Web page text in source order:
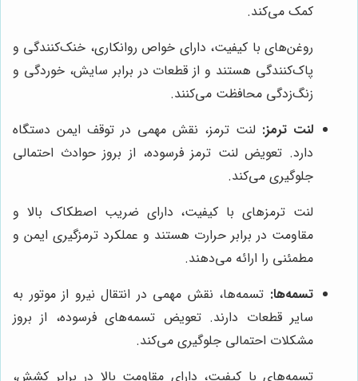
کمک می‌کند.
روغن‌های با کیفیت، دارای خواص روانکاری، خنک‌کنندگی و
پاک‌کنندگی هستند و از قطعات در برابر سایش، خوردگی و
زنگ‌زدگی محافظت می‌کنند.
لنت ترمز: لنت ترمز، نقش مهمی در توقف ایمن دستگاه
دارد. تعویض لنت ترمز فرسوده، از بروز حوادث احتمالی
جلوگیری می‌کند.
لنت ترمزهای با کیفیت، دارای ضریب اصطکاک بالا و
مقاومت در برابر حرارت هستند و عملکرد ترمزگیری ایمن و
مطمئنی را ارائه می‌دهند.
تسمه‌ها: تسمه‌ها، نقش مهمی در انتقال نیرو از موتور به
سایر قطعات دارند. تعویض تسمه‌های فرسوده، از بروز
مشکلات احتمالی جلوگیری می‌کند.
تسمه‌های با کیفیت، دارای مقاومت بالا در برابر کشش،